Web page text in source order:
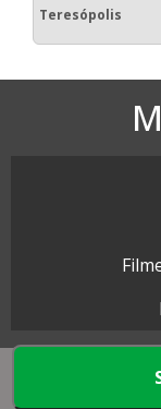
Teresópolis